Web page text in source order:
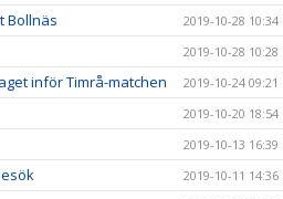
Bollnäs 2019-10-28 10:34
2019-10-28 10:28
inför Timrå-matchen 2019-10-24 09:21
2019-10-20 18:54
2019-10-13 16:39
2019-10-11 14:36